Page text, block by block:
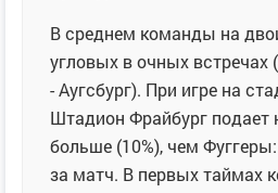
В среднем команды на
угловых в очных встречах
- Аугсбург). При игре на
Штадион Фрайбург подает
больше (10%), чем
за матч. В первых таймах